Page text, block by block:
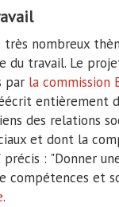
nombreux
du travail. Le
par la commission
entièrement
des relations
et dont la
: "Donner
compétences et
.